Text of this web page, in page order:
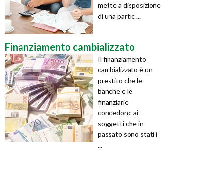
mette a disposizione
di una partic ...
Finanziamento cambializzato
Il finanziamento
cambializzato è un
prestito che le
banche e le
finanziarie
concedono ai
soggetti che in
passato sono stati i
...